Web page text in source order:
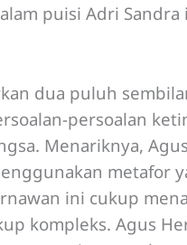
puisi Adri
dua puluh
persoalan
Menariknya,
metafor
ini cukup
kompleks. Agus